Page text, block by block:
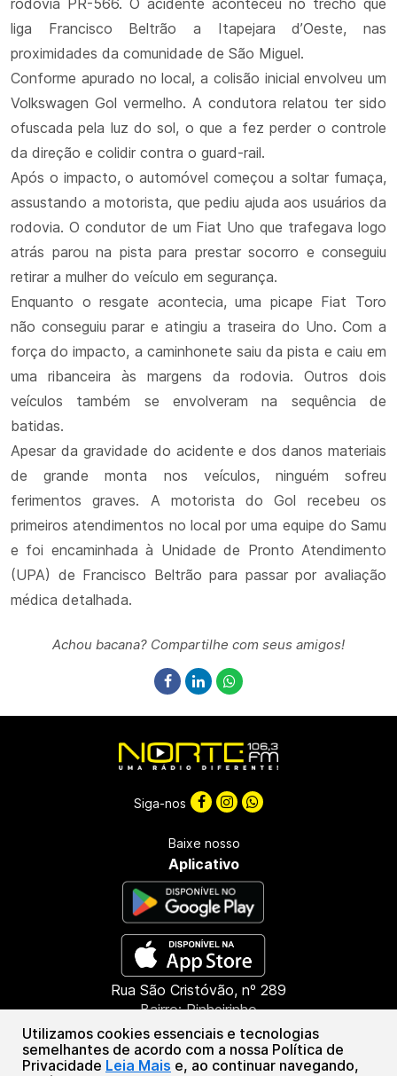
rodovia PR-566. O acidente aconteceu no trecho que
liga Francisco Beltrão a Itapejara d’Oeste, nas
proximidades da comunidade de São Miguel.
Conforme apurado no local, a colisão inicial envolveu um
Volkswagen Gol vermelho. A condutora relatou ter sido
ofuscada pela luz do sol, o que a fez perder o controle
da direção e colidir contra o guard-rail.
Após o impacto, o automóvel começou a soltar fumaça,
assustando a motorista, que pediu ajuda aos usuários da
rodovia. O condutor de um Fiat Uno que trafegava logo
atrás parou na pista para prestar socorro e conseguiu
retirar a mulher do veículo em segurança.
Enquanto o resgate acontecia, uma picape Fiat Toro
não conseguiu parar e atingiu a traseira do Uno. Com a
força do impacto, a caminhonete saiu da pista e caiu em
uma ribanceira às margens da rodovia. Outros dois
veículos também se envolveram na sequência de
batidas.
Apesar da gravidade do acidente e dos danos materiais
de grande monta nos veículos, ninguém sofreu
ferimentos graves. A motorista do Gol recebeu os
primeiros atendimentos no local por uma equipe do Samu
e foi encaminhada à Unidade de Pronto Atendimento
(UPA) de Francisco Beltrão para passar por avaliação
médica detalhada.
Achou bacana? Compartilhe com seus amigos!
Utilizamos cookies essenciais e tecnologias
semelhantes de acordo com a nossa Política de
Privacidade Leia Mais e, ao continuar navegando,
Rua São Cristóvão, nº 289
Bairro: Pinheirinho
CEP: 85603-660
Francisco Beltrão - PR
(46) 3151-1388
Siga-nos
Baixe nosso
Aplicativo